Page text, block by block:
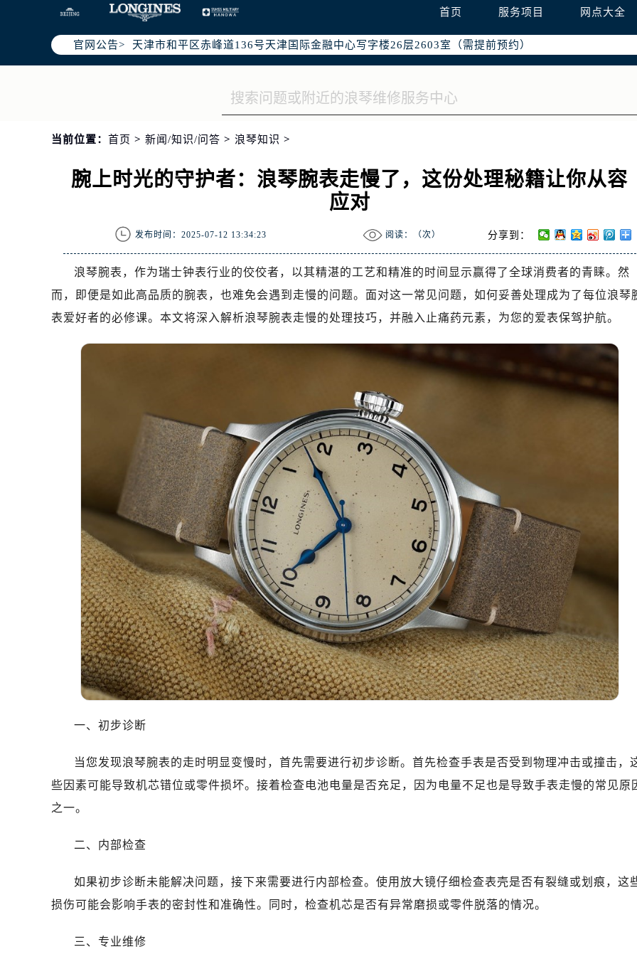
首页 服务项目 网点大全
官网公告>
北京市东城区东长安街1号东方广场写字楼W3座6层602室（需提前预约）
北京市朝阳区建国门外大街甲6号华熙国际中心写字楼D座11层1102室（需提前预约）
天津市和平区赤峰道136号天津国际金融中心写字楼26层2603室（需提前预约）
上海市徐汇区虹桥路3号港汇中心写字楼2座37层3705室（需提前预约）
南京市秦淮区中山南路1号（新街口）南京中心写字楼22层C1-1室（需提前预约）
徐州市鼓楼区淮海东路29号苏宁广场IFC国际金融中心写字楼35层3508室（需提前预约）
盐城市盐都区世纪大道5号盐城金融城写字楼1号楼16层1604室（需提前预约）
泰州市海陵区永定东路399号置地商务中心东塔写字楼（华润万象城）17层1706室（需提前预约）
杭州市上城区钱江路1366号华润大厦写字楼A座5层503-5室（需提前预约）
金华市金东区东市南街777号金华万达广场写字楼4号楼22层2209室（需提前预约）
嘉兴市南湖区广益路705号嘉兴世界贸易中心写字楼A座13层1304室（需提前预约）
南昌市红谷滩新区红谷中大道998号绿地双子塔（中央广场）A1座办公楼14层07室（需提前预约）
济南市历下区经十路11111号华润中心写字楼（万象城）15层1508室（需提前预约）
广州市天河区天河路230号万菱汇国际中心写字楼A塔7层704室（需提前预约）
广州市越秀区环市东路371-375号世界贸易中心大厦南塔写字楼15层07室（需提前预约）
深圳市罗湖区深南东路5001号华润大厦写字楼17层1701室（需提前预约）
惠州市惠城区江北文昌一路7号华贸大厦写字楼1座30层05室（需提前预约）
厦门市思明区湖滨东路95号华润大厦写字楼B座11层1104室（需提前预约）
福州市鼓楼区五四路128-1号恒力城写字楼15层03室（需提前预约）
成都市锦江区人民东路6号SAC东原中心写字楼24层2406B室（需提前预约）
重庆市江北区观音桥步行街2号融恒时代广场写字楼9层902室（需提前预约）
长沙市芙蓉区定王台街道建湘路393号世茂环球金融中心写字楼（芙蓉广场）10层13室（需提前预约）
郑州市二七区铭功路10号华润大厦写字楼29层2905室（需提前预约）
太原市迎泽区解放路15号亨得利名表服务中心（品牌授权店）3层整层（需提前预约）
沈阳市沈河区中街路137号亨得利名表服务中心（品牌授权店）1层整层（需提前预约）
沈阳市沈河区中街路83号亨得利名表服务中心（品牌授权店）1层整层（需提前预约）
乌鲁木齐市天山区红山路26号时代广场（CCMALL）C座17层17-B（需提前预约）
温州市鹿城区锦绣路1067号置信广场10层1015室（需提前预约）
哈尔滨市道里区友谊西路600号富力中心T2座写字楼29层03室（需提前预约）
大连市中山区人民路15号国际金融大厦7层G室（需提前预约）
佛山市禅城区季华五路57号万科金融中心C座12层1205室（需提前预约）
东莞市东城街道鸿福东路1号民盈国贸中心T1写字楼9层907室（需提前预约）
南通市崇川区工农路57号圆融广场写字楼16层1603室（需提前预约）
苏州市苏州工业园区星港街199号苏州中心办公楼C座22层08室（需提前预约）
合肥市蜀山区潜山路111号万象城华润大厦B座12楼03室（需提前预约）
青岛市南区山东路6号华润大厦B座22层04室（需提前预约）
烟台市芝罘区胜利路139号万达金融中心A座907室（需提前预约）
贵阳市南明区都司高架桥路33号亨特国际金融中心14楼14D（需提前预约）
当前位置： 首页 > 新闻/知识/问答 > 浪琴知识 >
腕上时光的守护者：浪琴腕表走慢了，这份处理秘籍让你从容
应对
发布时间：2025-07-12 13:34:23 阅读：（次） 分享到：
浪琴腕表，作为瑞士钟表行业的佼佼者，以其精湛的工艺和精准的时间显示赢得了全球消费者的青睐。然
而，即便是如此高品质的腕表，也难免会遇到走慢的问题。面对这一常见问题，如何妥善处理成为了每位浪琴
表爱好者的必修课。本文将深入解析浪琴腕表走慢的处理技巧，并融入止痛药元素，为您的爱表保驾护航。
一、初步诊断
当您发现浪琴腕表的走时明显变慢时，首先需要进行初步诊断。首先检查手表是否受到物理冲击或撞击，
些因素可能导致机芯错位或零件损坏。接着检查电池电量是否充足，因为电量不足也是导致手表走慢的常见原
之一。
二、内部检查
如果初步诊断未能解决问题，接下来需要进行内部检查。使用放大镜仔细检查表壳是否有裂缝或划痕，这
损伤可能会影响手表的密封性和准确性。同时，检查机芯是否有异常磨损或零件脱落的情况。
三、专业维修